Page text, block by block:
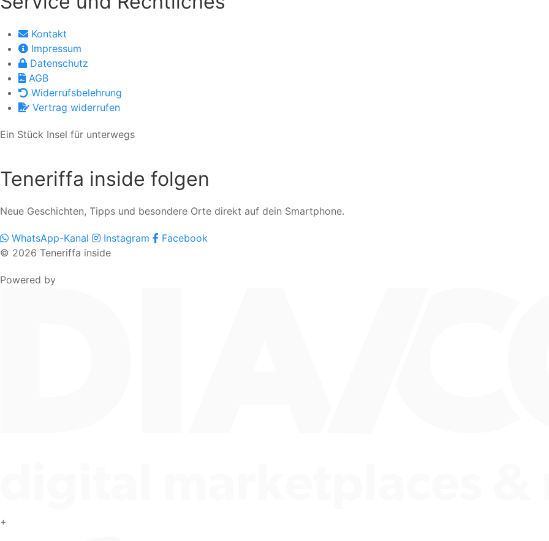
Kontakt
Impressum
Datenschutz
AGB
Widerrufsbelehrung
Vertrag widerrufen
Ein Stück Insel für unterwegs
Teneriffa inside folgen
Neue Geschichten, Tipps und besondere Orte direkt auf dein Smartphone.
WhatsApp-Kanal Instagram
Facebook
© 2026 Teneriffa inside
Powered by
+